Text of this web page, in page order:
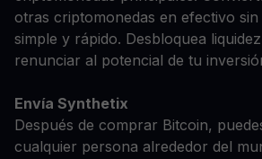
otras criptomonedas en efectivo sin
simple y rápido. Desbloquea
renunciar al potencial de tu
Envía Synthetix
Después de comprar Bitcoin,
cualquier persona alrededor del